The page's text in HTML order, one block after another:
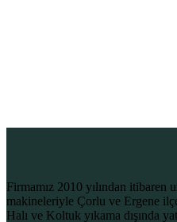
Firmamız 2010 yılından itibaren
makineleriyle Çorlu ve Ergene
Halı ve Koltuk yıkama dışında